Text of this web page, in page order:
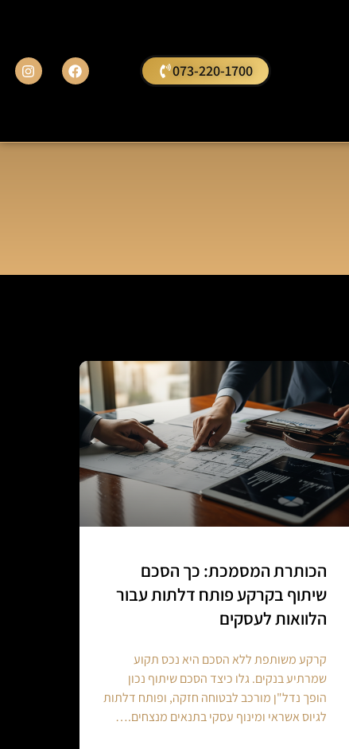
073-220-1700
הכותרת המסמכת: כך הסכם
שיתוף בקרקע פותח דלתות עבור
הלוואות לעסקים
קרקע משותפת ללא הסכם היא נכס תקוע
שמרתיע בנקים. גלו כיצד הסכם שיתוף נכון
הופך נדל"ן מורכב לבטוחה חזקה, ופותח דלתות
לגיוס אשראי ומינוף עסקי בתנאים מנצחים.…